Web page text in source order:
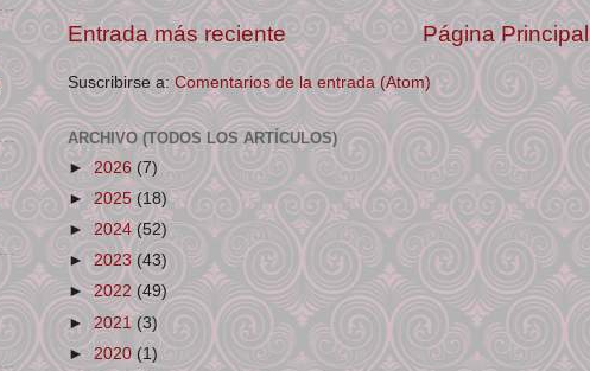
Entrada más reciente Página Principal
Suscribirse a: Comentarios de la entrada (Atom)
ARCHIVO (TODOS LOS ARTÍCULOS)
►2026 (7)
►2025(18)
►2024(52)
►2023 (43)
►2022 (49)
► 2021 (3)
► 2020 (1)